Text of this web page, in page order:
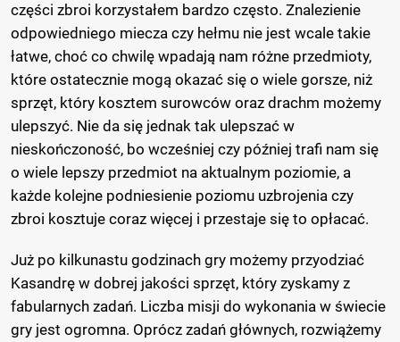
części zbroi korzystałem bardzo często. Znalezienie
odpowiedniego miecza czy hełmu nie jest wcale takie
łatwe, choć co chwilę wpadają nam różne przedmioty,
które ostatecznie mogą okazać się o wiele gorsze, niż
sprzęt, który kosztem surowców oraz drachm możemy
ulepszyć. Nie da się jednak tak ulepszać w
nieskończoność, bo wcześniej czy później trafi nam się
o wiele lepszy przedmiot na aktualnym poziomie, a
każde kolejne podniesienie poziomu uzbrojenia czy
zbroi kosztuje coraz więcej i przestaje się to opłacać.
Już po kilkunastu godzinach gry możemy przyodziać
Kasandrę w dobrej jakości sprzęt, który zyskamy z
fabularnych zadań. Liczba misji do wykonania w świecie
gry jest ogromna. Oprócz zadań głównych, rozwiążemy